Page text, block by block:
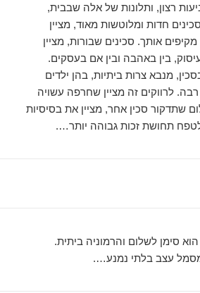
רצון, ותלונות של אלה שבבית,
חדות ומלוטשות מאוד, מציין
אותך. סכינים שבורות, מציין
בין באהבה ובין אם בעסקים.
מנבא צרות ביתיות, בהן ילדים
לרווקים זה מציין שחרפה עשויה
שתדקור סכין אחר, מציין את בסיסיות
תחושת זכות גבוהה יותר….
סימן לשלום והרמוניה ביתית.
עצב בלתי נמנע….